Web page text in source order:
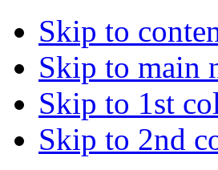
Skip to
Skip to main
Skip to 1st
Skip to 2nd